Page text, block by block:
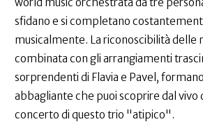
sfidano e si completano
musicalmente. La riconoscibilità delle
combinata con gli arrangiamenti
sorprendenti di Flavia e Pavel,
abbagliante che puoi scoprire dal vivo
concerto di questo trio "atipico".